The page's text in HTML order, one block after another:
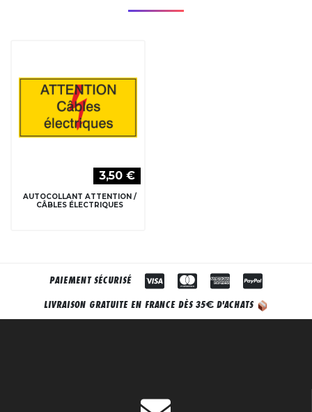
3,50 €
AUTOCOLLANT ATTENTION /
CÂBLES ÉLECTRIQUES
PAIEMENT SÉCURISÉ
LIVRAISON GRATUITE EN FRANCE DÈS 35€ D'ACHATS